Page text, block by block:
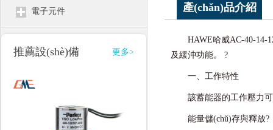
電子元件
推薦設(shè)備 更多>
產(chǎn)品介紹
HAWE哈威AC-40-14-
及緩沖功能。 ?
一、工作特性
該蓄能器的工作壓力
能量儲(chǔ)存與釋放?